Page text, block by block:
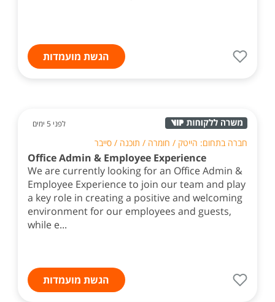
הגשת מועמדות
לפני 5 ימים
חברה בתחום: הייטק / חומרה / תוכנה / סייבר
Office Admin & Employee Experience
We are currently looking for an Office Admin &
Employee Experience to join our team and play
a key role in creating a positive and welcoming
environment for our employees and guests,
while e...
הגשת מועמדות